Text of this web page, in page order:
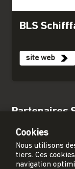
BLS
site web
Partenaires
Cookies
Nous utilisons
tiers. Ces
navigation